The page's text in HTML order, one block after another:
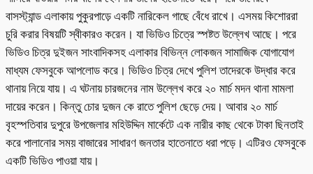
বাসস্ট্যান্ড এলাকায় পুকুরপাড়ে একটি নারিকেল গাছে বেঁধে রাখে। এসময় কিশোররা
চুরি করার বিষয়টি স্বীকারও করেন। যা ভিডিও চিত্রে স্পষ্টত উল্লেখ আছে। পরে
ভিডিও চিত্র দুইজন সাংবাদিকসহ এলাকার বিভিন্ন লোকজন সামাজিক যোগাযোগ
মাধ্যম ফেসবুকে আপলোড করে। ভিডিও চিত্র দেখে পুলিশ তাদেরকে উদ্ধার করে
থানায় নিয়ে যায়। এ ঘটনায় চারজনের নাম উল্লেখ করে ২০ মার্চ মদন থানা মামলা
দায়ের করেন। কিন্তু চোর দুজন কে রাতে পুলিশ ছেড়ে দেয়। আবার ২০ মার্চ
বৃহস্পতিবার দুপুরে উপজেলার মহিউদ্দিন মার্কেটে এক নারীর কাছ থেকে টাকা ছিনতাই
করে পালানোর সময় বাজারের সাধারণ জনতার হাতেনাতে ধরা পড়ে। এটিরও ফেসবুকে
একটি ভিডিও পাওয়া যায়।